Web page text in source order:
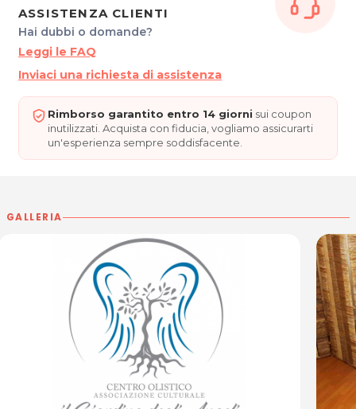
Via del Coroneo 41/2
34133 Trieste
Cod. Fisc. 90155300321
acquisto scrivi a
posta@espevia.it
ASSISTENZA CLIENTI
Hai dubbi o domande?
Leggi le FAQ
Inviaci una richiesta di assistenza
Rimborso garantito entro 14 giorni sui coupon
inutilizzati. Acquista con fiducia, vogliamo assicurarti
un'esperienza sempre soddisfacente.
GALLERIA